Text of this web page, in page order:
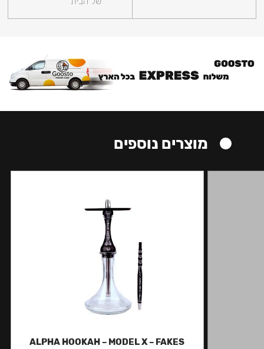
מוצרים נוספים
ALPHA HOOKAH – MODEL X – FAKES